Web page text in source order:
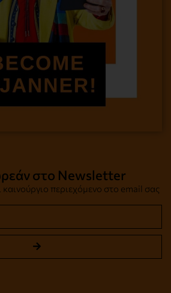
στο Newsletter
περιεχόμενο στο email σας